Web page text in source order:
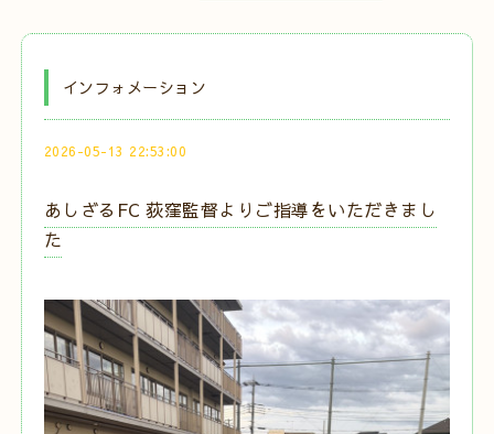
インフォメーション
2026-05-13 22:53:00
あしざるFC 荻窪監督よりご指導をいただきまし
た